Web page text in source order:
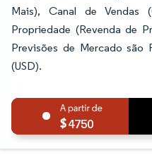
Mais), Canal de
Propriedade (Revenda de
Previsões de Mercado são
(USD).
4750